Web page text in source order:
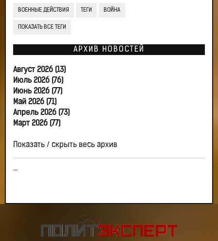
ВОЕННЫЕ ДЕЙСТВИЯ ТЕГИ ВОЙНА
ПОКАЗАТЬ ВСЕ ТЕГИ
АРХИВ НОВОСТЕЙ
Август 2026 (13)
Июль 2026 (76)
Июнь 2026 (77)
Май 2026 (71)
Апрель 2026 (73)
Март 2026 (77)
Показать / скрыть весь архив
...